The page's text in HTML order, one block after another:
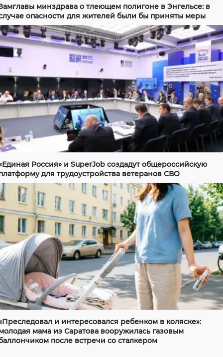
минздрава о тлеющем полигоне в Энгельсе: в
опасности для жителей были бы приняты меры
Россия» и SuperJob создадут общероссийскую
для трудоустройства ветеранов СВО
и интересовался ребенком в коляске»:
мама из Саратова вооружилась газовым
после встречи со сталкером